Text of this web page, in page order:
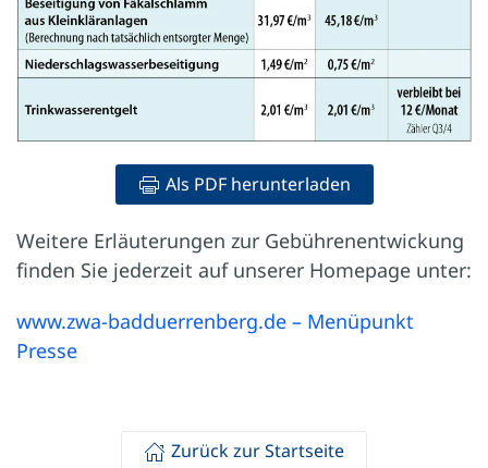
Als PDF herunterladen
Weitere Erläuterungen zur Gebührenentwickung
finden Sie jederzeit auf unserer Homepage unter:
www.zwa-badduerrenberg.de – Menüpunkt
Presse
Zurück zur Startseite